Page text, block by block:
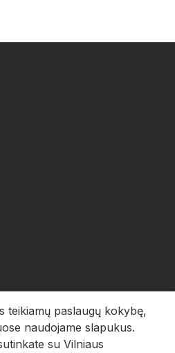
Vilnius
teikiamų paslaugų kokybę,
naudojame slapukus.
su Vilniaus